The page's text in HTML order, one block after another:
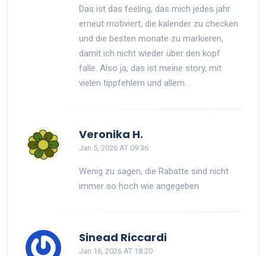
Das ist das feeling, das mich jedes jahr
erneut motiviert, die kalender zu checken
und die besten monate zu markieren,
damit ich nicht wieder über den kopf
falle. Also ja, das ist meine story, mit
vielen tippfehlern und allem.
Veronika H.
Jan 5, 2026 AT 09:36
Wenig zu sagen, die Rabatte sind nicht
immer so hoch wie angegeben
Sinead Riccardi
Jan 16, 2026 AT 18:20